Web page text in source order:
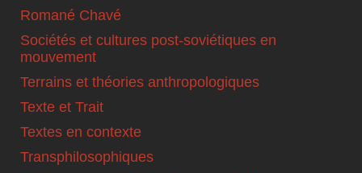
Romané Chavé
Sociétés et cultures post-soviétiques en
mouvement
Terrains et théories anthropologiques
Texte et Trait
Textes en contexte
Transphilosophiques